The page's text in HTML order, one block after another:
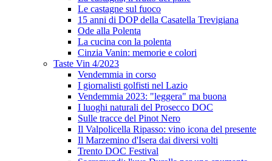
Le castagne sul fuoco
15 anni di DOP della Casatella Trevigiana
Ode alla Polenta
La cucina con la polenta
Cinzia Vanin: memorie e colori
Taste Vin 4/2023
Vendemmia in corso
I giornalisti golfisti nel Lazio
Vendemmia 2023: "leggera" ma buona
I luoghi naturali del Prosecco DOC
Sulle tracce del Pinot Nero
Il Valpolicella Ripasso: vino icona del presente
Il Marzemino d'Isera dai diversi volti
Trento DOC Festival